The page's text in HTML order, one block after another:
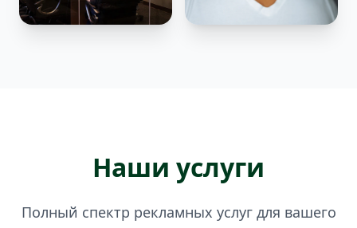
Наши услуги
Полный спектр рекламных услуг для вашего